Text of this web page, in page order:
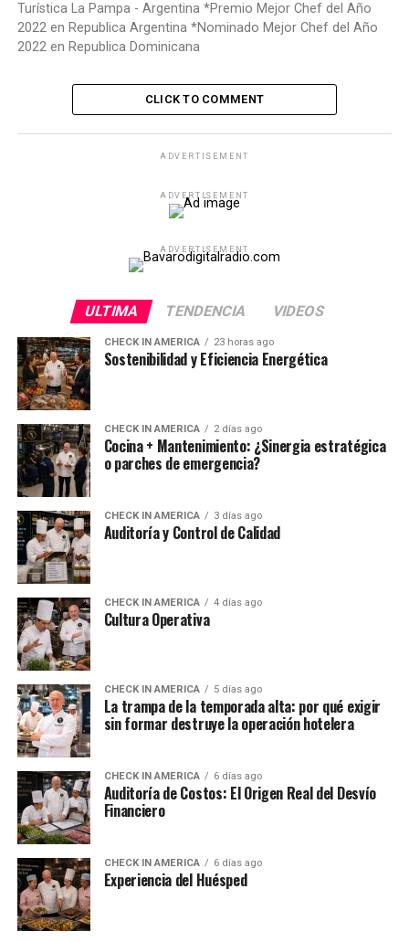
Turística La Pampa - Argentina *Premio Mejor Chef del Año
2022 en Republica Argentina *Nominado Mejor Chef del Año
2022 en Republica Dominicana
CLICK TO COMMENT
ADVERTISEMENT
ADVERTISEMENT
ADVERTISEMENT
ULTIMA TENDENCIA VIDEOS
CHECK IN AMERICA 23 horas ago
Sostenibilidad y Eficiencia Energética
CHECK IN AMERICA 2 días ago
Cocina + Mantenimiento: ¿Sinergia estratégica
o parches de emergencia?
CHECK IN AMERICA 3 días ago
Auditoría y Control de Calidad
CHECK IN AMERICA 4 días ago
Cultura Operativa
CHECK IN AMERICA 5 días ago
La trampa de la temporada alta: por qué exigir
sin formar destruye la operación hotelera
CHECK IN AMERICA 6 días ago
Auditoría de Costos: El Origen Real del Desvío
Financiero
CHECK IN AMERICA 6 días ago
Experiencia del Huésped